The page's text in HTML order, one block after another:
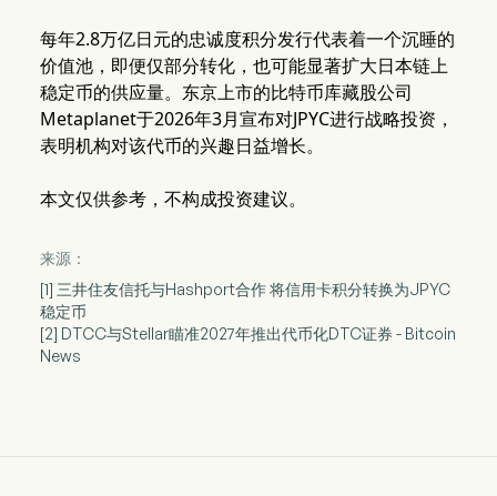
每年2.8万亿日元的忠诚度积分发行代表着一个沉睡的
价值池，即便仅部分转化，也可能显著扩大日本链上
稳定币的供应量。东京上市的比特币库藏股公司
Metaplanet于2026年3月宣布对JPYC进行战略投资，
表明机构对该代币的兴趣日益增长。
本文仅供参考，不构成投资建议。
来源：
[1] 三井住友信托与Hashport合作 将信用卡积分转换为JPYC
稳定币
[2] DTCC与Stellar瞄准2027年推出代币化DTC证券 - Bitcoin
News